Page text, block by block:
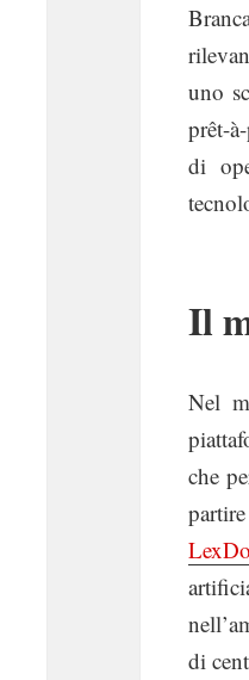
uno
prêt-
di
Il
Nel
che
di